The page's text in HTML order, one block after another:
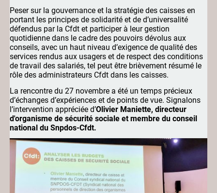
Peser sur la gouvernance et la stratégie des caisses en
portant les principes de solidarité et de d’universalité
défendus par la Cfdt et participer à leur gestion
quotidienne dans le cadre des pouvoirs dévolus aux
conseils, avec un haut niveau d’exigence de qualité des
services rendus aux usagers et de respect des conditions
de travail des salariés, tel peut être brièvement résumé le
rôle des administrateurs Cfdt dans les caisses.
La rencontre du 27 novembre a été un temps précieux
d’échanges d’expériences et de points de vue. Signalons
l’intervention appréciée d’Olivier Maniette, directeur
d'organisme de sécurité sociale et membre du conseil
national du Snpdos-Cfdt.